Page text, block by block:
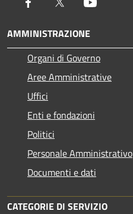
AMMINISTRAZIONE
Organi di Governo
Aree Amministrative
Uffici
Enti e fondazioni
Politici
Personale Amministrativo
Documenti e dati
CATEGORIE DI SERVIZIO